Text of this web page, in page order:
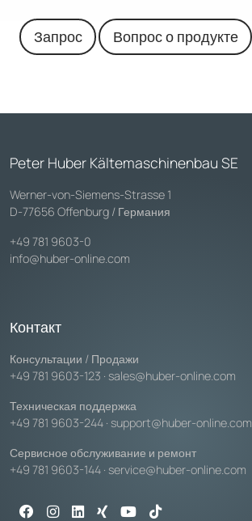
Запрос Вопрос о продукте
Peter Huber Kältemaschinenbau SE
Werner-von-Siemens-Strasse 1
D-77656 Offenburg / Германия
+49 781 9603-0
info@huber-online.com
Контакт
Консультации / Продажи
+49 781 9603-123 · sales@huber-online.com
Техническая поддержка
+49 781 9603-244 · support@huber-online.com
Сервисное обслуживание и ремонт
+49 781 9603-144 · service@huber-online.com